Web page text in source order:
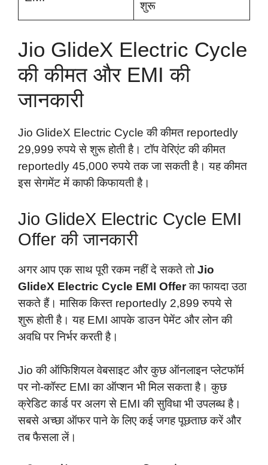
शुरू
Jio GlideX Electric Cycle
की कीमत और EMI की
जानकारी
Jio GlideX Electric Cycle की कीमत reportedly
29,999 रुपये से शुरू होती है। टॉप वेरिएंट की कीमत
reportedly 45,000 रुपये तक जा सकती है। यह कीमत
इस सेगमेंट में काफी किफायती है।
Jio GlideX Electric Cycle EMI
Offer की जानकारी
अगर आप एक साथ पूरी रकम नहीं दे सकते तोJio
GlideX Electric Cycle EMI Offerका फायदा उठा
सकते हैं। मासिक किस्त reportedly 2,899 रुपये से
शुरू होती है। यह EMI आपके डाउन पेमेंट और लोन की
अवधि पर निर्भर करती है।
Jio की ऑफिशियल वेबसाइट और कुछ ऑनलाइन प्लेटफॉर्म
पर नो-कॉस्ट EMI का ऑप्शन भी मिल सकता है। कुछ
क्रेडिट कार्ड पर अलग से EMI की सुविधा भी उपलब्ध है।
सबसे अच्छा ऑफर पाने के लिए कई जगह पूछताछ करें और
तब फैसला लें।